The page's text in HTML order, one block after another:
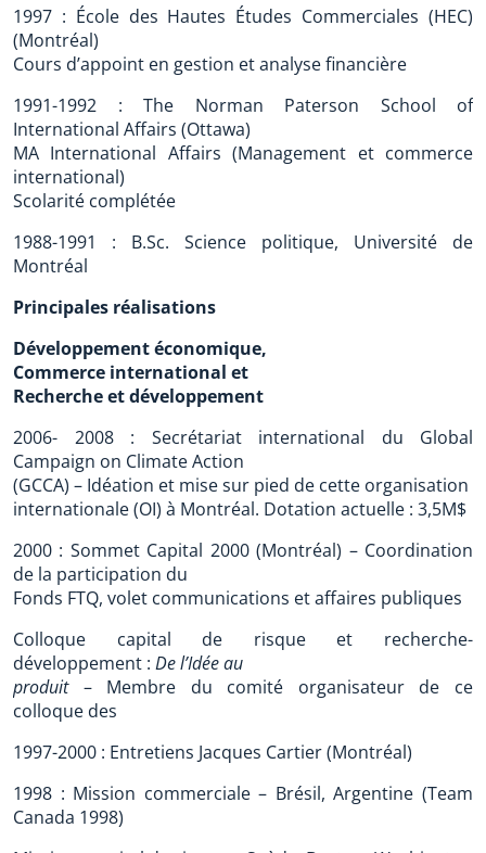
1997 : École des Hautes Études Commerciales (HEC)
(Montréal)
Cours d’appoint en gestion et analyse financière
1991-1992 : The Norman Paterson School of
International Affairs (Ottawa)
MA International Affairs (Management et commerce
international)
Scolarité complétée
1988-1991 : B.Sc. Science politique, Université de
Montréal
Principales réalisations
Développement économique,
Commerce international et
Recherche et développement
2006- 2008 : Secrétariat international du Global
Campaign on Climate Action
(GCCA) – Idéation et mise sur pied de cette organisation
internationale (OI) à Montréal. Dotation actuelle : 3,5M$
2000 : Sommet Capital 2000 (Montréal) – Coordination
de la participation du
Fonds FTQ, volet communications et affaires publiques
Colloque capital de risque et recherche-
développement : De l’Idée au
produit– Membre du comité organisateur de ce
colloque des
1997-2000 : Entretiens Jacques Cartier (Montréal)
1998 : Mission commerciale – Brésil, Argentine (Team
Canada 1998)